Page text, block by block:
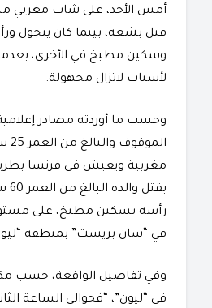
أمس الأحد، على شاب مغربي
قتل بشعة، بينما كان يتجول
وسكين مطبخ في الأخرى،
لأسباب لاتزال مجهولة.
وحسب ما أوردته مصادر
مغربية ويعيش في فرنسا
رأسه بسكين مطبخ، على
في “سان بريست” بمنطقة
وفي تفاصيل الواقعة، حسب
في “ليون”، “فحوالي الساعة